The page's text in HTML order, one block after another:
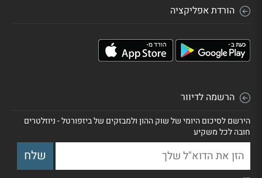
הורדת אפליקציה
הרשמה לדיוור
הירשם לסיכום היומי של שוק ההון ולמבזקים של ביזפורטל - ניוזלטרים
חובה לכל משקיע